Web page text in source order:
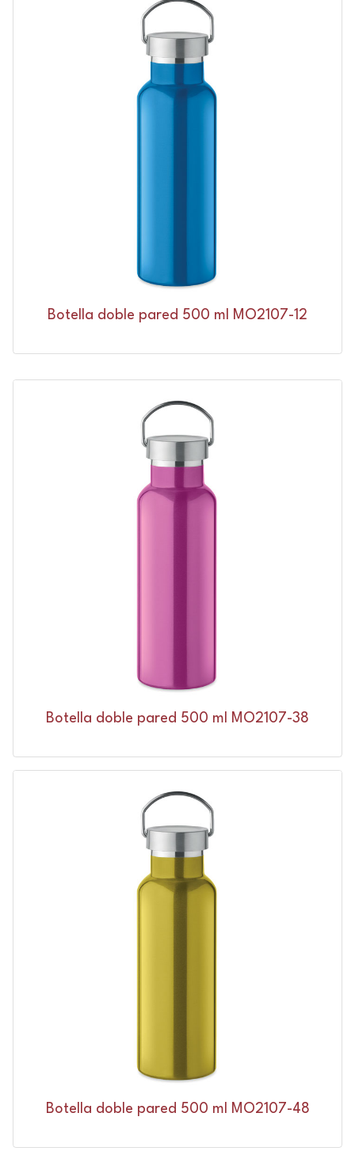
Botella doble pared 500 ml MO2107-12
Botella doble pared 500 ml MO2107-38
Botella doble pared 500 ml MO2107-48